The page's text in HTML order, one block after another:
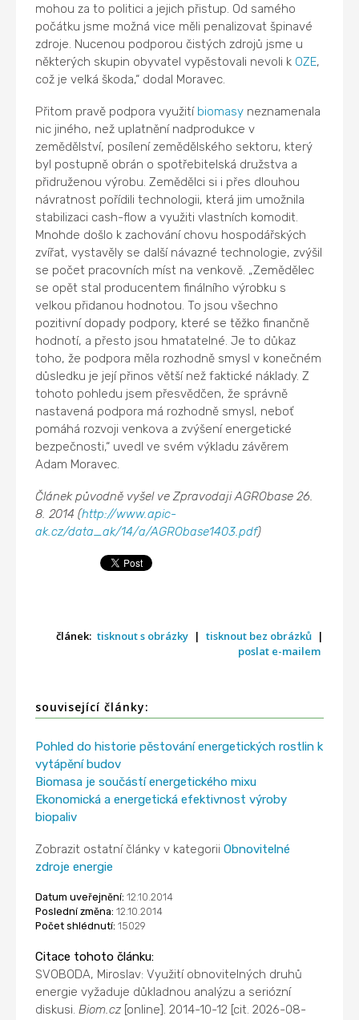
mohou za to politici a jejich přistup. Od samého
počátku jsme možná vice měli penalizovat špinavé
zdroje. Nucenou podporou čistých zdrojů jsme u
některých skupin obyvatel vypěstovali nevoli k OZE,
což je velká škoda,“ dodal Moravec.
Přitom pravě podpora využití biomasy neznamenala
nic jiného, než uplatnění nadprodukce v
zemědělství, posílení zemědělského sektoru, který
byl postupně obrán o spotřebitelská družstva a
přidruženou výrobu. Zemědělci si i přes dlouhou
návratnost pořídili technologii, která jim umožnila
stabilizaci cash-flow a využiti vlastních komodit.
Mnohde došlo k zachování chovu hospodářských
zvířat, vystavěly se další návazné technologie, zvýšil
se počet pracovních míst na venkově. „Zemědělec
se opět stal producentem finálního výrobku s
velkou přidanou hodnotou. To jsou všechno
pozitivní dopady podpory, které se těžko finančně
hodnotí, a přesto jsou hmatatelné. Je to důkaz
toho, že podpora měla rozhodně smysl v konečném
důsledku je její přinos větší než faktické náklady. Z
tohoto pohledu jsem přesvědčen, že správně
nastavená podpora má rozhodně smysl, neboť
pomáhá rozvoji venkova a zvýšení energetické
bezpečnosti,“ uvedl ve svém výkladu závěrem
Adam Moravec.
Článek původně vyšel ve Zpravodaji AGRObase 26.
8. 2014 (http://www.apic-
ak.cz/data_ak/14/a/AGRObase1403.pdf)
článek: tisknout s obrázky | tisknout bez obrázků |
poslat e-mailem
související články:
Pohled do historie pěstování energetických rostlin k
vytápění budov
Biomasa je součástí energetického mixu
Ekonomická a energetická efektivnost výroby
biopaliv
Zobrazit ostatní články v kategoriiObnovitelné
zdroje energie
Datum uveřejnění: 12.10.2014
Poslední změna: 12.10.2014
Počet shlédnutí: 15029
Citace tohoto článku:
SVOBODA, Miroslav: Využití obnovitelných druhů
energie vyžaduje důkladnou analýzu a seriózní
diskusi.Biom.cz [online]. 2014-10-12 [cit. 2026-08-